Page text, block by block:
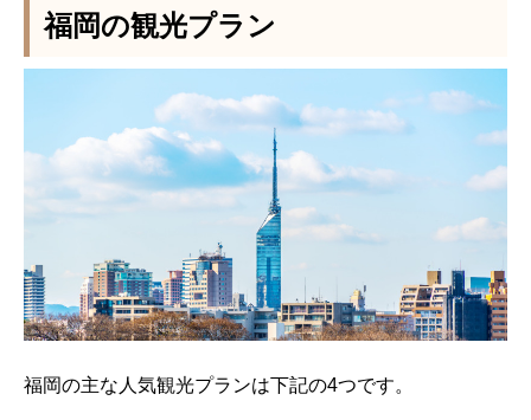
福岡の観光プラン
福岡の主な人気観光プランは下記の4つです。